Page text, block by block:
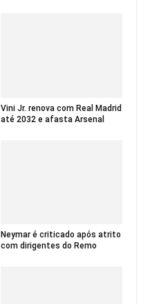
Vini Jr. renova com Real Madrid
até 2032 e afasta Arsenal
Neymar é criticado após atrito
com dirigentes do Remo